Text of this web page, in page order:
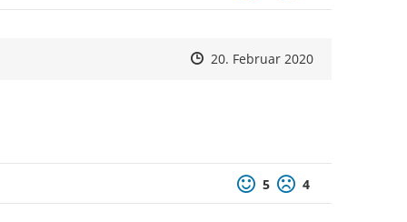
Zeitpunkt des Erstellens
Zeitpunkt des Erstellens
20. Februar 2020Zur Äußerung
Positive Bewertung
5 Negative
4